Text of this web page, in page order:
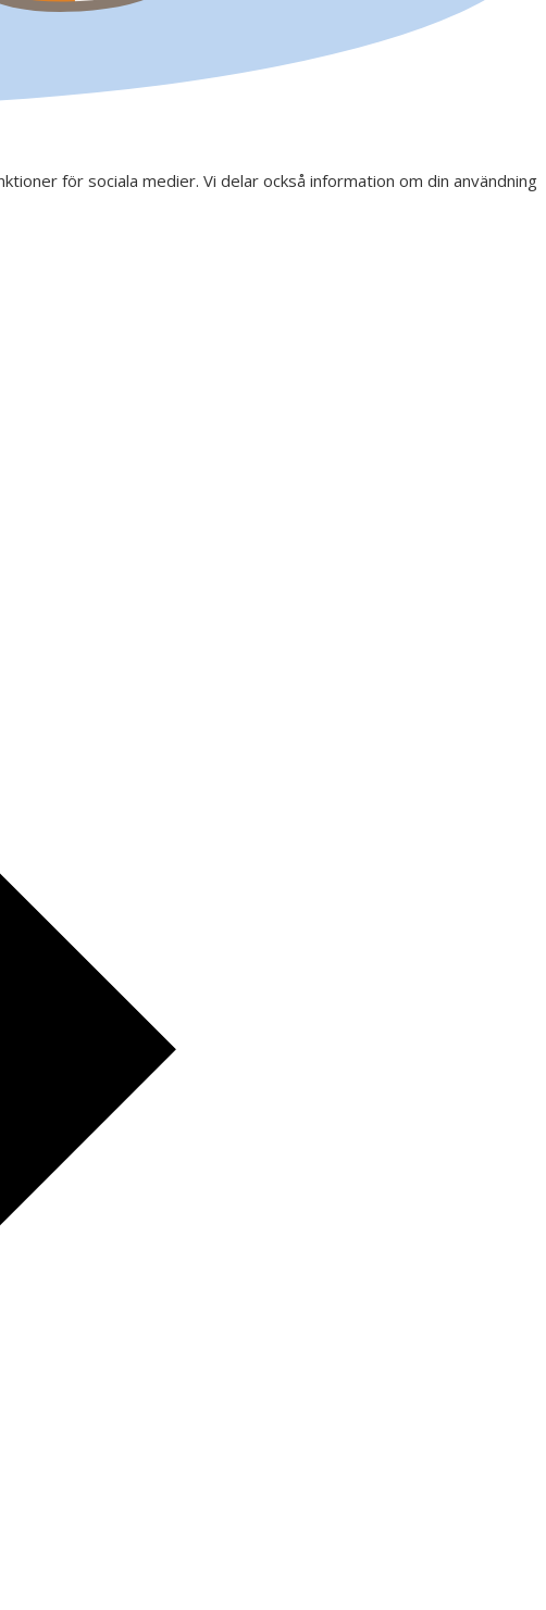
för sociala medier. Vi delar också information om din användning